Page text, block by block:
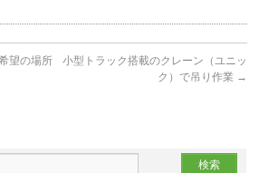
望の場所
小型トラック搭載のクレーン（ユニッ
ク）で吊り作業 →